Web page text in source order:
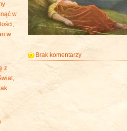
w
w
z
Brak komentarzy